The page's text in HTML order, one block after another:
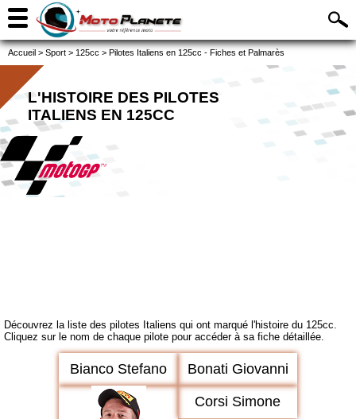
Accueil > Sport > 125cc > Pilotes Italiens en 125cc - Fiches et Palmarès
L'HISTOIRE DES PILOTES
ITALIENS EN 125CC
Découvrez la liste des pilotes Italiens qui ont marqué l'histoire du 125cc.
Cliquez sur le nom de chaque pilote pour accéder à sa fiche détaillée.
Bianco Stefano Bonati Giovanni
Corsi Simone